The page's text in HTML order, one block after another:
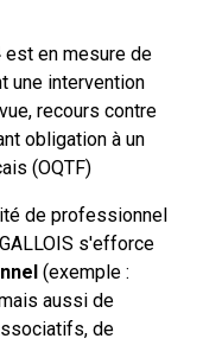
est en mesure de
une intervention
recours contre
obligation à un
(OQTF)
de professionnel
s'efforce
(exemple :
aussi de
de